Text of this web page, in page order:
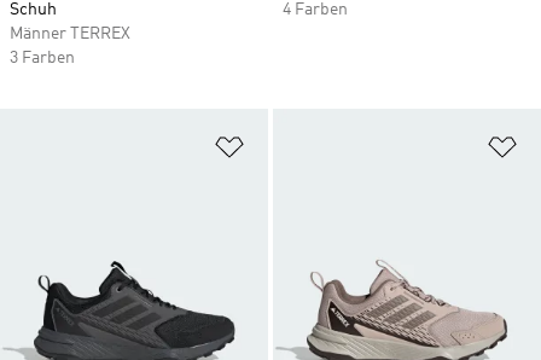
Schuh
Männer TERREX
3 Farben
4 Farben